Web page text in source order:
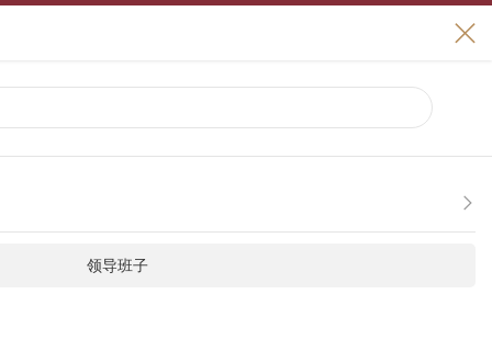

领导班子